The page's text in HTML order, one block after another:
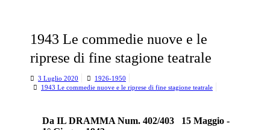
1943 Le commedie nuove e le
riprese di fine stagione teatrale
3 Luglio 2020
1926-1950
1943 Le commedie nuove e le riprese di fine stagione teatrale
Da IL DRAMMA Num. 402/403 15 Maggio -